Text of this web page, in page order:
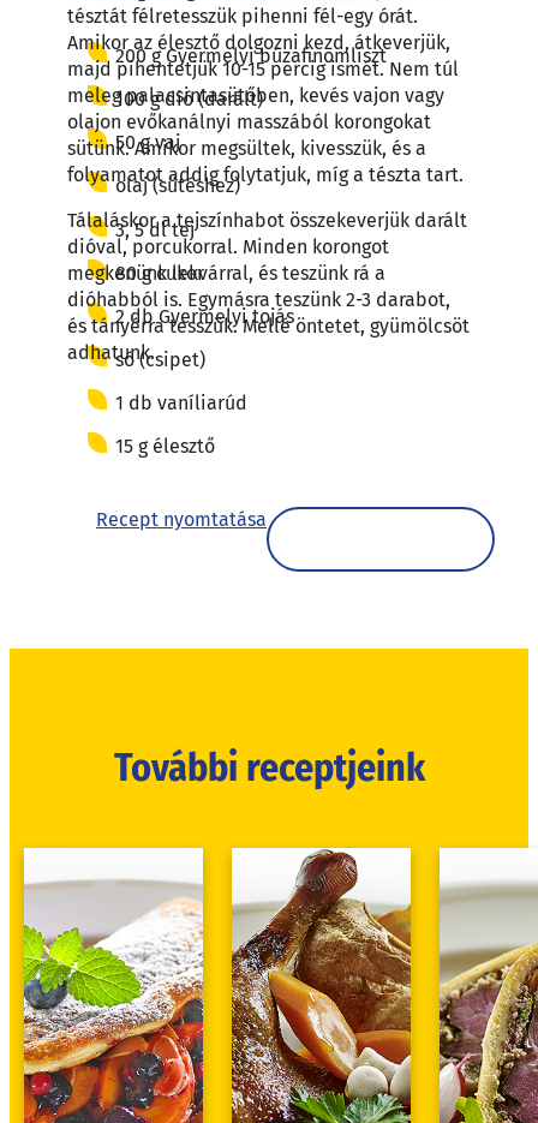
200 g Gyermelyi búzafinomliszt
100 g dió (darált)
50 g vaj
olaj (sütéshez)
3, 5 dl tej
80 g cukor
2 db Gyermelyi tojás
só (csipet)
1 db vaníliarúd
15 g élesztő
Recept nyomtatása
tésztát félretesszük pihenni fél-egy órát.
Amikor az élesztő dolgozni kezd, átkeverjük,
majd pihentetjük 10-15 percig ismét. Nem túl
meleg palacsintasütőben, kevés vajon vagy
olajon evőkanálnyi masszából korongokat
sütünk. Amikor megsültek, kivesszük, és a
folyamatot addig folytatjuk, míg a tészta tart.
Tálaláskor a tejszínhabot összekeverjük darált
dióval, porcukorral. Minden korongot
megkenünk lekvárral, és teszünk rá a
dióhabból is. Egymásra teszünk 2-3 darabot,
és tányérra tesszük. Mellé öntetet, gyümölcsöt
adhatunk.
További receptjeink